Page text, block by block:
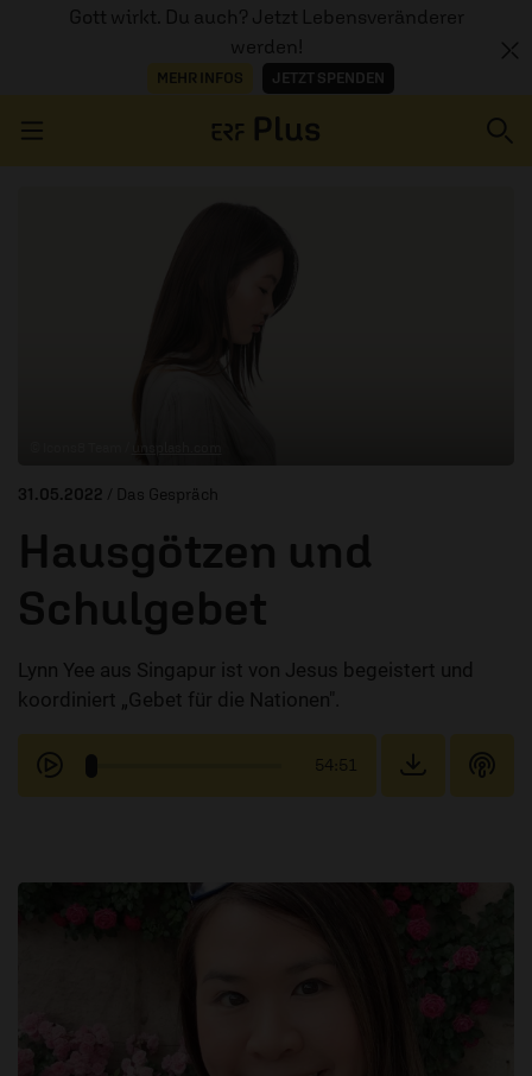
Gott wirkt. Du auch? Jetzt Lebensveränderer
werden!
MEHR INFOS JETZT SPENDEN
31.05.2022 / Das Gespräch
Hausgötzen und
Schulgebet
Lynn Yee aus Singapur ist von Jesus begeistert und
koordiniert „Gebet für die Nationen".
54:51